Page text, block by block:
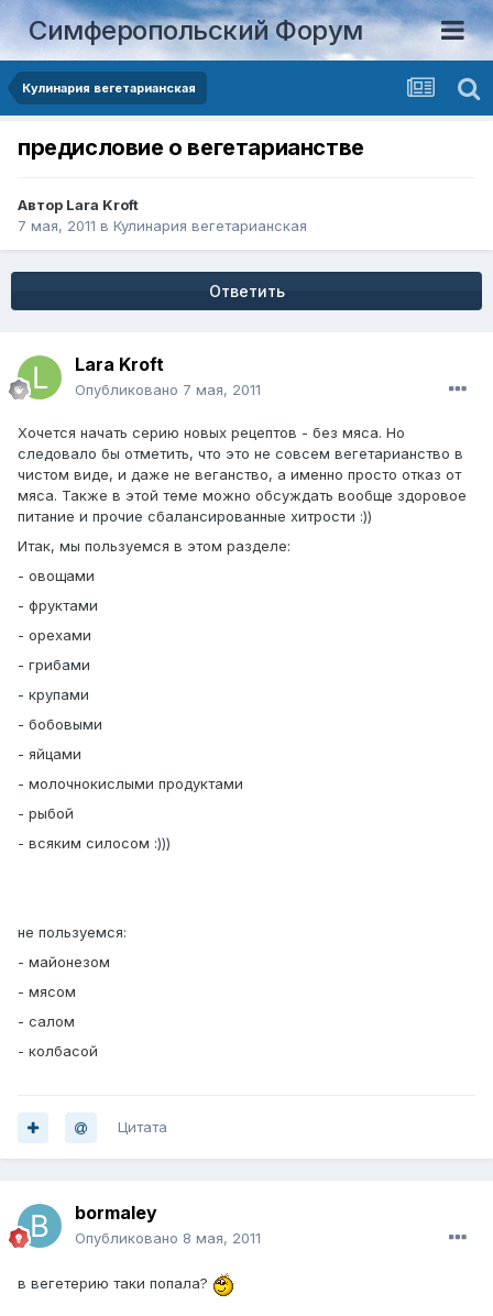
Симферопольский Форум
Кулинария вегетарианская
предисловие о вегетарианстве
Автор Lara Kroft
7 мая, 2011 в Кулинария вегетарианская
Ответить
Lara Kroft
Опубликовано 7 мая, 2011
Хочется начать серию новых рецептов - без мяса. Но
следовало бы отметить, что это не совсем вегетарианство в
чистом виде, и даже не веганство, а именно просто отказ от
мяса. Также в этой теме можно обсуждать вообще здоровое
питание и прочие сбалансированные хитрости :))
Итак, мы пользуемся в этом разделе:
- овощами
- фруктами
- орехами
- грибами
- крупами
- бобовыми
- яйцами
- молочнокислыми продуктами
- рыбой
- всяким силосом :)))
не пользуемся:
- майонезом
- мясом
- салом
- колбасой
Цитата
bormaley
Опубликовано 8 мая, 2011
в вегетерию таки попала?